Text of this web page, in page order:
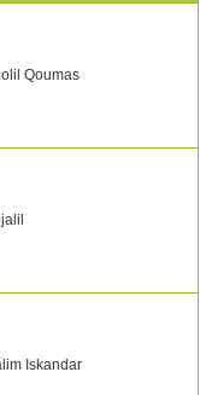
Qoumas
Iskandar